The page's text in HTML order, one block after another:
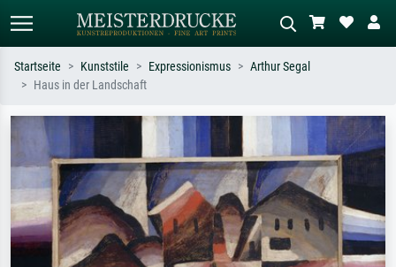
Suchen Sie nach Künstlern, Werktiteln
Sternennacht, Impressionismus, Welle
Hokusai, Akt.
Beschreiben Sie die Szene – z.B. Grüne
Wiese, Abstrakt mit viel Rot, Dunkles
Ölgemälde, Stehender Akt neben einem
Baum.
Startseite Kunststile Expressionismus
Arthur Segal
Haus in der Landschaft